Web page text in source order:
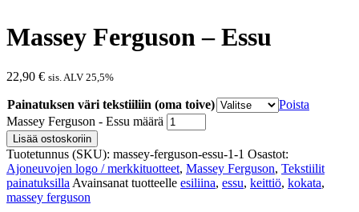
Massey Ferguson – Essu
22,90 € sis. ALV 25,5%
Painatuksen väri tekstiiliin (oma toive)
Poista
Massey Ferguson - Essu määrä
Lisää ostoskoriin
Tuotetunnus (SKU): massey-ferguson-essu-1-1 Osastot:
Ajoneuvojen logo / merkkituotteet, Massey Ferguson, Tekstiilit
painatuksilla Avainsanat tuotteelle esiliina, essu, keittiö, kokata,
massey ferguson